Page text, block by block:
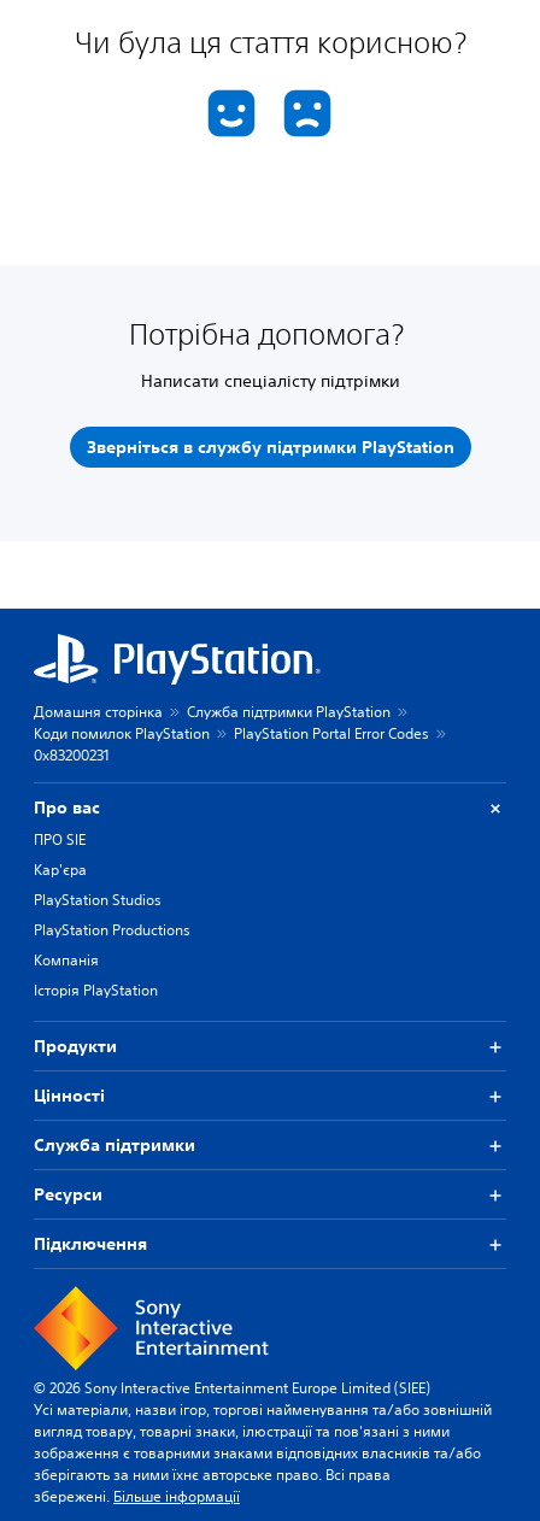
Чи була ця стаття корисною?
Потрібна допомога?
Написати спеціалісту підтрімки
Зверніться в службу підтримки PlayStation
Домашня сторінка
Служба підтримки PlayStation
Коди помилок PlayStation
PlayStation Portal Error Codes
0x83200231
Про вас
ПРО SIE
Кар'єра
PlayStation Studios
PlayStation Productions
Компанія
Історія PlayStation
Продукти
Цiнностi
Служба підтримки
Ресурси
Підключення
© 2026 Sony Interactive Entertainment Europe Limited (SIEE)
Усі матеріали, назви ігор, торгові найменування та/або зовнішній
вигляд товару, товарні знаки, ілюстрації та пов'язані з ними
зображення є товарними знаками відповідних власників та/або
зберігають за ними їхнє авторське право. Всі права
збережені. Більше інформації